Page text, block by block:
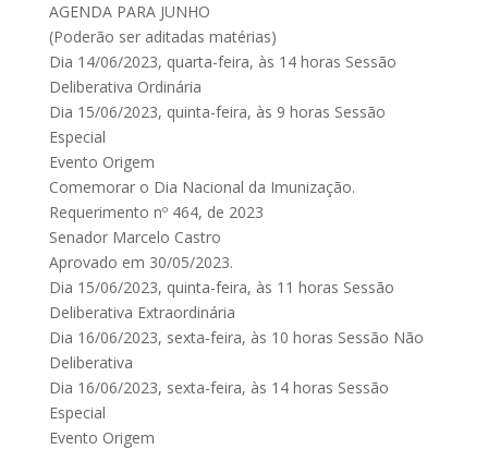
AGENDA PARA JUNHO
(Poderão ser aditadas matérias)
Dia 14/06/2023, quarta-feira, às 14 horas Sessão
Deliberativa Ordinária
Dia 15/06/2023, quinta-feira, às 9 horas Sessão
Especial
Evento Origem
Comemorar o Dia Nacional da Imunização.
Requerimento nº 464, de 2023
Senador Marcelo Castro
Aprovado em 30/05/2023.
Dia 15/06/2023, quinta-feira, às 11 horas Sessão
Deliberativa Extraordinária
Dia 16/06/2023, sexta-feira, às 10 horas Sessão Não
Deliberativa
Dia 16/06/2023, sexta-feira, às 14 horas Sessão
Especial
Evento Origem